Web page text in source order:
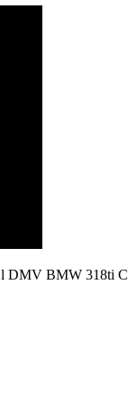
l DMV BMW 318ti